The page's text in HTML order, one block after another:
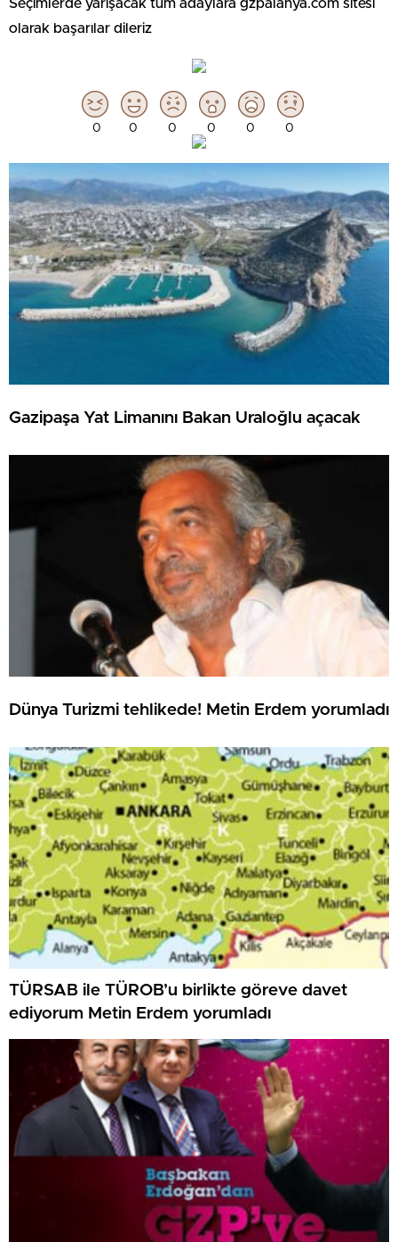
Seçimlerde yarışacak tüm adaylara gzpalanya.com sitesi
olarak başarılar dileriz
0 0 0 0 0 0
Gazipaşa Yat Limanını Bakan Uraloğlu açacak
Dünya Turizmi tehlikede! Metin Erdem yorumladı
TÜRSAB ile TÜROB’u birlikte göreve davet
ediyorum Metin Erdem yorumladı